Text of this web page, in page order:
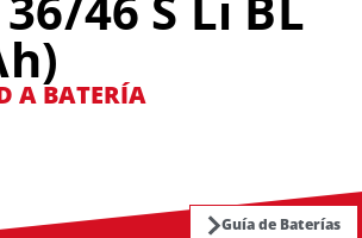
A BATERÍA
Guía de Baterías